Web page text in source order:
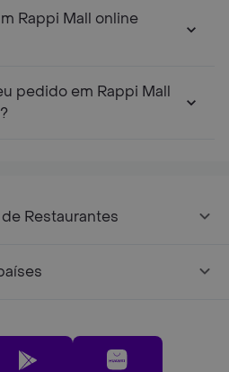
Rappi Mall online
pedido em Rappi Mall
Restaurantes